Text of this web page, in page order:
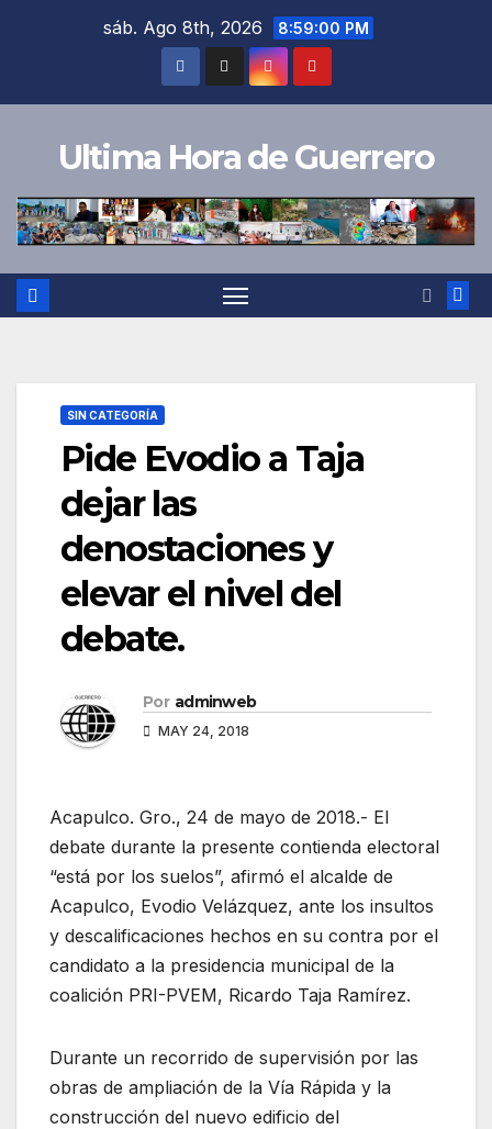
sáb. Ago 8th, 2026 8:59:01 PM
Ultima Hora de Guerrero
SIN CATEGORÍA
Pide Evodio a Taja
dejar las
denostaciones y
elevar el nivel del
debate.
Por adminweb
MAY 24, 2018
Acapulco. Gro., 24 de mayo de 2018.- El
debate durante la presente contienda electoral
“está por los suelos”, afirmó el alcalde de
Acapulco, Evodio Velázquez, ante los insultos
y descalificaciones hechos en su contra por el
candidato a la presidencia municipal de la
coalición PRI-PVEM, Ricardo Taja Ramírez.
Durante un recorrido de supervisión por las
obras de ampliación de la Vía Rápida y la
construcción del nuevo edificio del